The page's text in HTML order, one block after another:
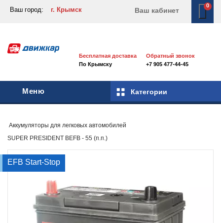
Ваш город: г. Крымск Ваш кабинет
0
Бесплатная доставка
По Крымску
Обратный звонок
+7 905 477-44-45
Меню Категории
Аккумуляторы для легковых автомобилей
SUPER PRESIDENT BEFB - 55 (п.п.)
EFB Start-Stop